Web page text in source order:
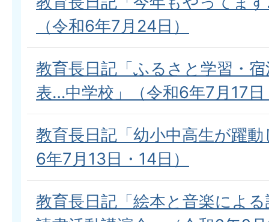
（令和6年7月24日）
教育長日記「ふるさと学習・
表…中学校」（令和6年7月17
教育長日記「幼小中高生が躍
6年7月13日・14日）
教育長日記「絵本と音楽によ